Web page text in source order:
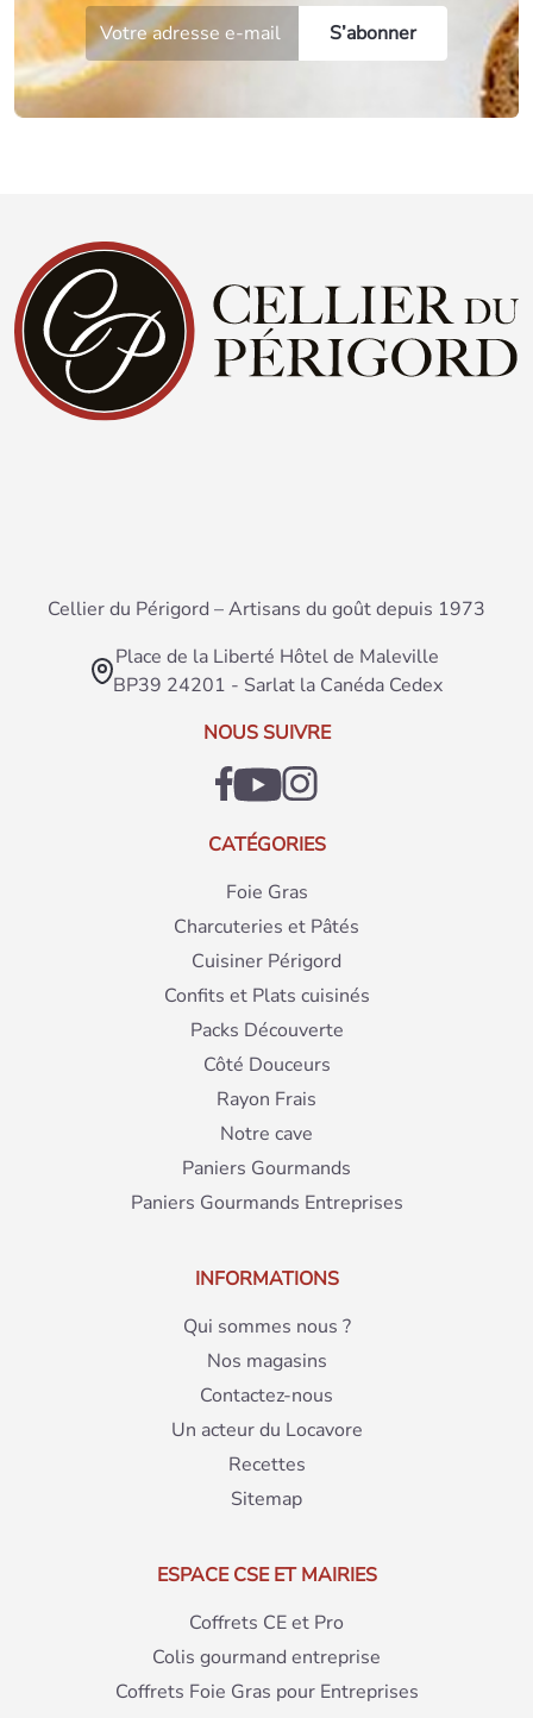
Cellier du Périgord – Artisans du goût depuis 1973
Place de la Liberté Hôtel de Maleville
BP39 24201 - Sarlat la Canéda Cedex
NOUS SUIVRE
CATÉGORIES
Foie Gras
Charcuteries et Pâtés
Cuisiner Périgord
Confits et Plats cuisinés
Packs Découverte
Côté Douceurs
Rayon Frais
Notre cave
Paniers Gourmands
Paniers Gourmands Entreprises
INFORMATIONS
Qui sommes nous ?
Nos magasins
Contactez-nous
Un acteur du Locavore
Recettes
Sitemap
ESPACE CSE ET MAIRIES
Coffrets CE et Pro
Colis gourmand entreprise
Coffrets Foie Gras pour Entreprises